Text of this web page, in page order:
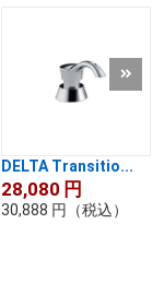
DELTA Transitio...
28,080 円
30,888 円 （税込）